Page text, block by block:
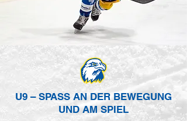
U9 – SPASS AN DER BEWEGUNG
UND AM SPIEL